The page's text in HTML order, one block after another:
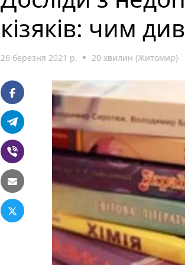
кізяків: чим
26 березня 2021 р. 20 хвилин (Житомир)